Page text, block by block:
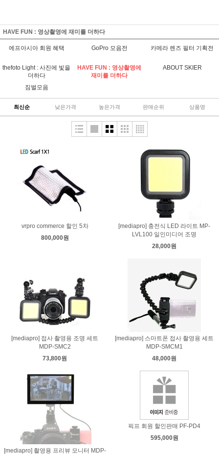
HAVE FUN : 영상촬영에 재미를 더하다
에프아시아 회원 혜택 GoPro 모음전 카메라 렌즈 필터 기획전
thefoto Light : 사진에 빛을
더하다
HAVE FUN : 영상촬영에
재미를 더하다
ABOUT SKIER
짐벌모음
최신순 낮은가격 높은가격 판매순위 상품명
vrpro commerce 할인 5차
800,000원
[mediapro] 충전식 LED 라이트 MP-
LVL100 일인미디어 조명
28,000원
[mediapro] 접사 촬영용 조명 세트
MDP-SMC2
73,800원
[mediapro] 스마트폰 접사 촬영용 세트
MDP-SMCM1
48,000원
[mediapro] 촬영용 프리뷰 모니터 MDP-
픽프 회원 할인판매 PF-PD4
595,000원